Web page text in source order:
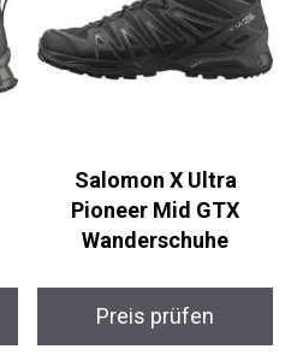
Salomon X Ultra
Pioneer Mid GTX
Wanderschuhe
Preis prüfen